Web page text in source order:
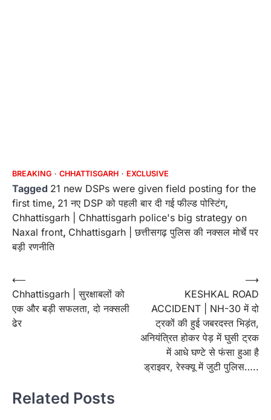
BREAKING CHHATTISGARH EXCLUSIVE
Tagged 21 new DSPs were given field posting for the
first time, 21 नए DSP को पहली बार दी गई फील्ड पोस्टिंग,
Chhattisgarh | Chhattisgarh police's big strategy on
Naxal front, Chhattisgarh | छत्तीसगढ़ पुलिस की नक्सल मोर्चे पर
बड़ी रणनीति
Post
navigation
⟵
Chhattisgarh | सुरक्षाबलों को
एक और बड़ी सफलता, दो नक्सली
ढेर
KESHKAL ROAD
ACCIDENT | NH-30 में दो
ट्रकों की हुई जबरदस्त भिड़ंत,
अनियंत्रित होकर पेड़ में घुसी ट्रक
में आधे घण्टे से फंसा हुआ है
ड्राइवर, रेस्क्यू में जुटी पुलिस…..
⟶
Related Posts